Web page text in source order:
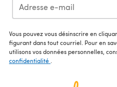
Vous pouvez vous désinscrire en
figurant dans tout courriel. Pour en
utilisons vos données personnelles,
confidentialité